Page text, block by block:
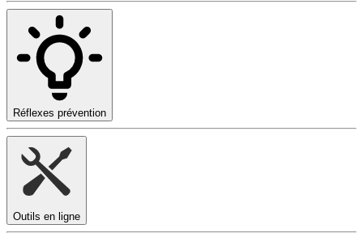
Réflexes prévention
Outils en ligne